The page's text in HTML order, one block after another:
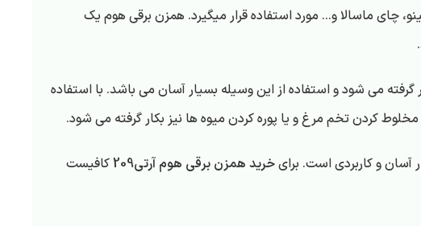
چای ماسالا و… مورد استفاده قرار میگیرد. همزن برقی هوم یک
گرفته می شود و استفاده از این وسیله بسیار آسان می باشد. با استفاده
کردن تخم مرغ و یا پوره کردن میوه ها نیز بکار گرفته می شود.
آسان و کاربردی است. برایخرید همزن برقی هوم آرتی209
کافیست